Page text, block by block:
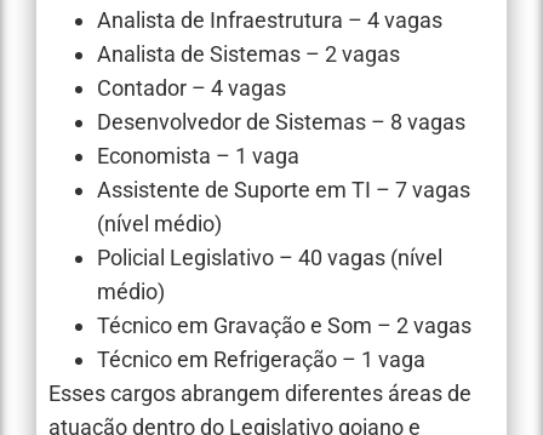
Analista de Infraestrutura – 4 vagas
Analista de Sistemas – 2 vagas
Contador – 4 vagas
Desenvolvedor de Sistemas – 8 vagas
Economista – 1 vaga
Assistente de Suporte em TI – 7 vagas
(nível médio)
Policial Legislativo – 40 vagas (nível
médio)
Técnico em Gravação e Som – 2 vagas
Técnico em Refrigeração – 1 vaga
Esses cargos abrangem diferentes áreas de
atuação dentro do Legislativo goiano e